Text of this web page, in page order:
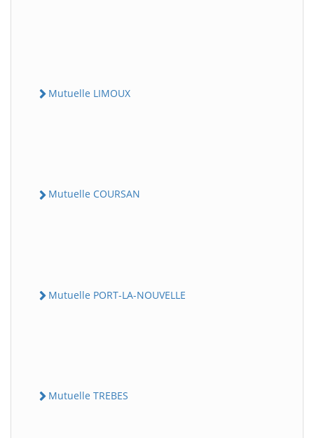
Mutuelle LIMOUX
Mutuelle COURSAN
Mutuelle PORT-LA-NOUVELLE
Mutuelle TREBES